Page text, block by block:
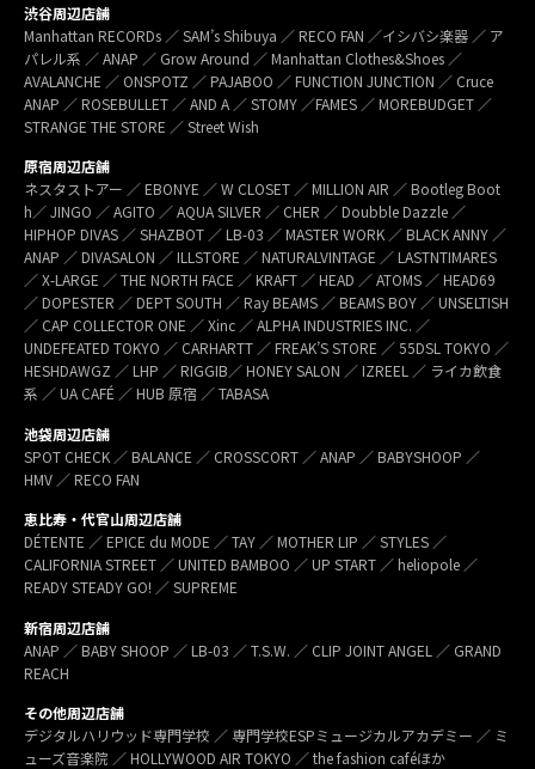
渋谷周辺店舗
Manhattan RECORDs ／ SAM’s Shibuya ／ RECO FAN ／イシバシ楽器 ／ ア
パレル系 ／ ANAP ／ Grow Around ／ Manhattan Clothes&Shoes ／
AVALANCHE ／ ONSPOTZ ／ PAJABOO ／ FUNCTION JUNCTION ／ Cruce
ANAP ／ ROSEBULLET ／ AND A ／ STOMY ／FAMES ／ MOREBUDGET ／
STRANGE THE STORE ／ Street Wish
原宿周辺店舗
ネスタストアー ／ EBONYE ／ W CLOSET ／ MILLION AIR ／ Bootleg Boot
h／ JINGO ／ AGITO ／ AQUA SILVER ／ CHER ／ Doubble Dazzle ／
HIPHOP DIVAS ／ SHAZBOT ／ LB-03 ／ MASTER WORK ／ BLACK ANNY ／
ANAP ／ DIVASALON ／ ILLSTORE ／ NATURALVINTAGE ／ LASTNTIMARES
／ X-LARGE ／ THE NORTH FACE ／ KRAFT ／ HEAD ／ ATOMS ／ HEAD69
／ DOPESTER ／ DEPT SOUTH ／ Ray BEAMS ／ BEAMS BOY ／ UNSELTISH
／ CAP COLLECTOR ONE ／ Xinc ／ ALPHA INDUSTRIES INC. ／
UNDEFEATED TOKYO ／ CARHARTT ／ FREAK’S STORE ／ 55DSL TOKYO ／
HESHDAWGZ ／ LHP ／ RIGGIB／ HONEY SALON ／ IZREEL ／ ライカ飲食
系 ／ UA CAFÉ ／ HUB 原宿 ／ TABASA
池袋周辺店舗
SPOT CHECK ／ BALANCE ／ CROSSCORT ／ ANAP ／ BABYSHOOP ／
HMV ／ RECO FAN
恵比寿・代官山周辺店舗
DÉTENTE ／ EPICE du MODE ／ TAY ／ MOTHER LIP ／ STYLES ／
CALIFORNIA STREET ／ UNITED BAMBOO ／ UP START ／ heliopole ／
READY STEADY GO! ／ SUPREME
新宿周辺店舗
ANAP ／ BABY SHOOP ／ LB-03 ／ T.S.W. ／ CLIP JOINT ANGEL ／ GRAND
REACH
その他周辺店舗
デジタルハリウッド専門学校 ／ 専門学校ESPミュージカルアカデミー ／ ミ
ューズ音楽院 ／ HOLLYWOOD AIR TOKYO ／ the fashion caféほか